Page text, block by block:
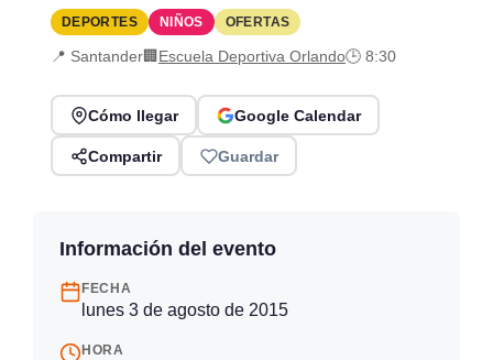
DEPORTES NIÑOS OFERTAS
📍 Santander🏢 Escuela Deportiva Orlando🕒 8:30
Cómo llegar Google Calendar
Compartir Guardar
Información del evento
FECHA
lunes 3 de agosto de 2015
HORA